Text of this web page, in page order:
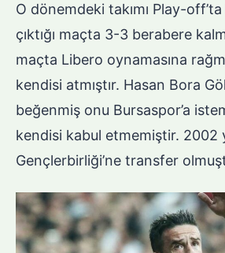
O dönemdeki takımı Play-off’ta
çıktığı maçta 3-3 berabere
maçta Libero oynamasına
kendisi atmıştır. Hasan Bora
beğenmiş onu Bursaspor’a
kendisi kabul etmemiştir. 2002
Gençlerbirliği’ne transfer